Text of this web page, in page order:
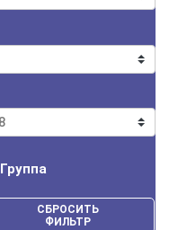
Группа
СБРОСИТЬ
ФИЛЬТР